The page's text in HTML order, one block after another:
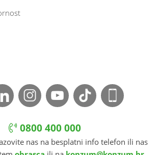
0800 400 000
nas na besplatni info telefon ili nas